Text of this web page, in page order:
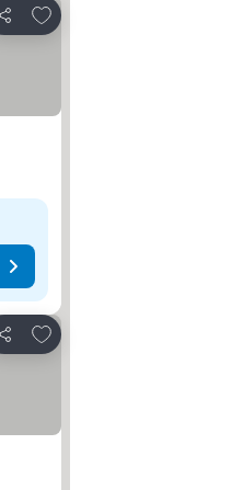
Teilen
Zu Favoriten hinzufügen
Teilen
Zu Favoriten hinzufügen